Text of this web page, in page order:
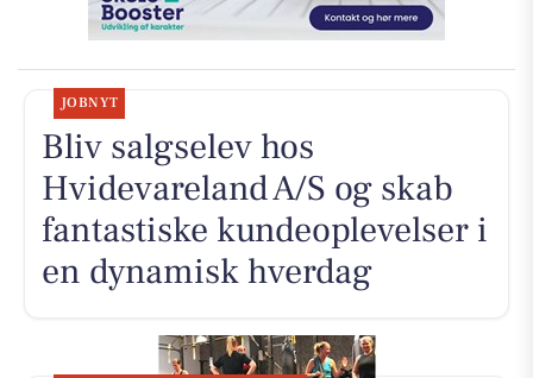
JOBNYT
Bliv salgselev hos
Hvidevareland A/S og skab
fantastiske kundeoplevelser i
en dynamisk hverdag